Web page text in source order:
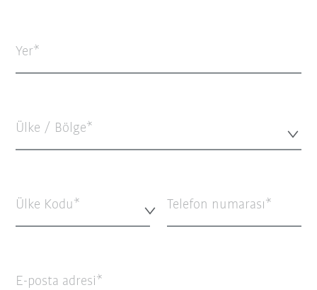
Yer
Ülke / Bölge*
Ülke Kodu* Telefon numarası
E-posta adresi